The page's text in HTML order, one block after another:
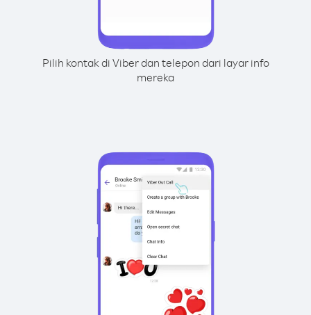
Pilih kontak di Viber dan telepon dari layar info
mereka